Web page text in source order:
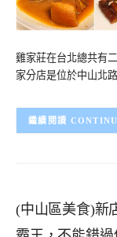
雞家莊在台北總共有
家分店是位於中山北
(中山區美食)新